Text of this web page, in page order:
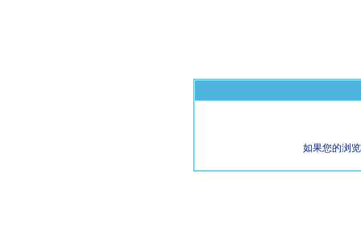
如果您的浏